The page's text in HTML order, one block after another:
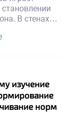
В стенах
не просто
Они
реальных
разглядеть и
потенциал
изучение
норм